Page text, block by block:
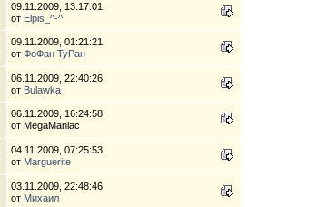
09.11.2009, 13:17:01
от Elpis_^-^
09.11.2009, 01:21:21
отФоФан ТуРан
06.11.2009, 22:40:26
от Bulawka
06.11.2009, 16:24:58
от MegaManiac
04.11.2009, 07:25:53
от Marguerite
03.11.2009, 22:48:46
от Михаил